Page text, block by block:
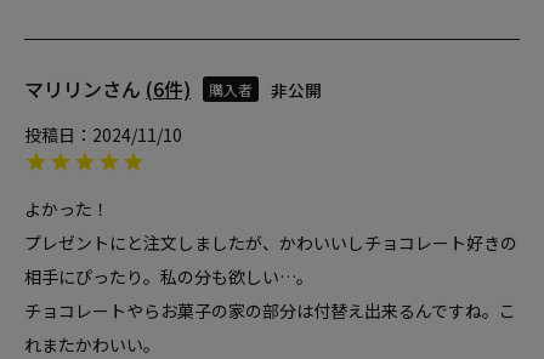
マリリン 6 購入者
非公開
投稿日
2024/11/10
よかった！
プレゼントにと注文しましたが、かわいいしチョコレート好きの
相手にぴったり。私の分も欲しい…。
チョコレートやらお菓子の家の部分は付替え出来るんですね。こ
れまたかわいい。